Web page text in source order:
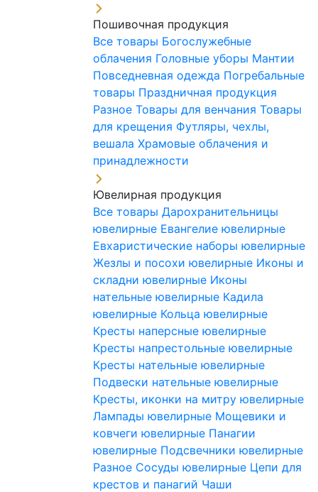
Пошивочная продукция
Все товары Богослужебные
облачения Головные уборы Мантии
Повседневная одежда Погребальные
товары Праздничная продукция
Разное Товары для венчания Товары
для крещения Футляры, чехлы,
вешала Храмовые облачения и
принадлежности
Ювелирная продукция
Все товары Дарохранительницы
ювелирные Евангелие ювелирные
Евхаристические наборы ювелирные
Жезлы и посохи ювелирные Иконы и
складни ювелирные Иконы
нательные ювелирные Кадила
ювелирные Кольца ювелирные
Кресты наперсные ювелирные
Кресты напрестольные ювелирные
Кресты нательные ювелирные
Подвески нательные ювелирные
Кресты, иконки на митру ювелирные
Лампады ювелирные Мощевики и
ковчеги ювелирные Панагии
ювелирные Подсвечники ювелирные
Разное Сосуды ювелирные Цепи для
крестов и панагий Чаши